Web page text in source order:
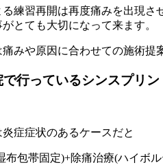
練習再開は再度痛みを出現
とても大切になって来ます。
みや原因に合わせての施術提
行っているシンスプリ
症症状のあるケースだと
布包帯固定)+除痛治療(ハイ